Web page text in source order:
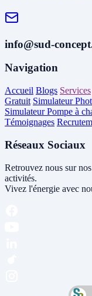
info@sud-
Navigation
Accueil Blogs Services
Gratuit Simulateur
Simulateur Pompe à
Témoignages
Réseaux Sociaux
Retrouvez nous sur
activités.
Vivez l'énergie avec